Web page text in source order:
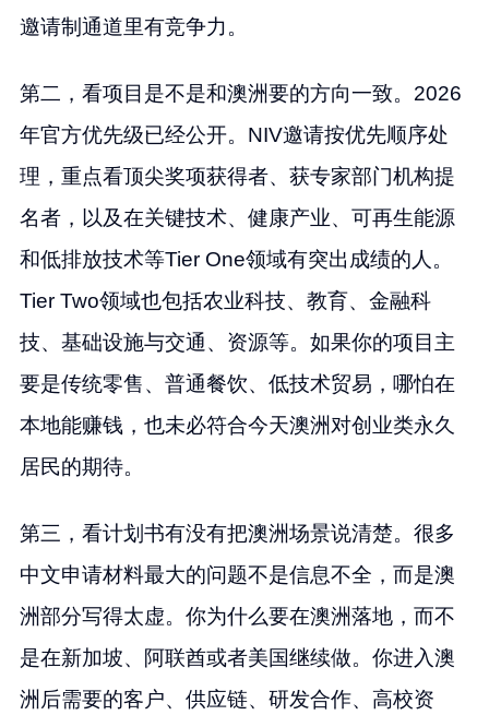
邀请制通道里有竞争力。
第二，看项目是不是和澳洲要的方向一致。2026
年官方优先级已经公开。NIV邀请按优先顺序处
理，重点看顶尖奖项获得者、获专家部门机构提
名者，以及在关键技术、健康产业、可再生能源
和低排放技术等Tier One领域有突出成绩的人。
Tier Two领域也包括农业科技、教育、金融科
技、基础设施与交通、资源等。如果你的项目主
要是传统零售、普通餐饮、低技术贸易，哪怕在
本地能赚钱，也未必符合今天澳洲对创业类永久
居民的期待。
第三，看计划书有没有把澳洲场景说清楚。很多
中文申请材料最大的问题不是信息不全，而是澳
洲部分写得太虚。你为什么要在澳洲落地，而不
是在新加坡、阿联酋或者美国继续做。你进入澳
洲后需要的客户、供应链、研发合作、高校资